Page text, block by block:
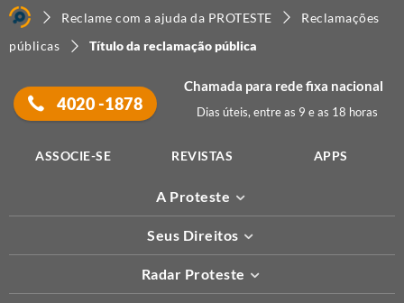
Reclame com a ajuda da PROTESTE
Reclamações
públicas
Título da reclamação pública
4020 -1878
Chamada para rede fixa nacional
Dias úteis, entre as 9 e as 18 horas
ASSOCIE-SE REVISTAS APPS
A Proteste
Seus Direitos
Radar Proteste